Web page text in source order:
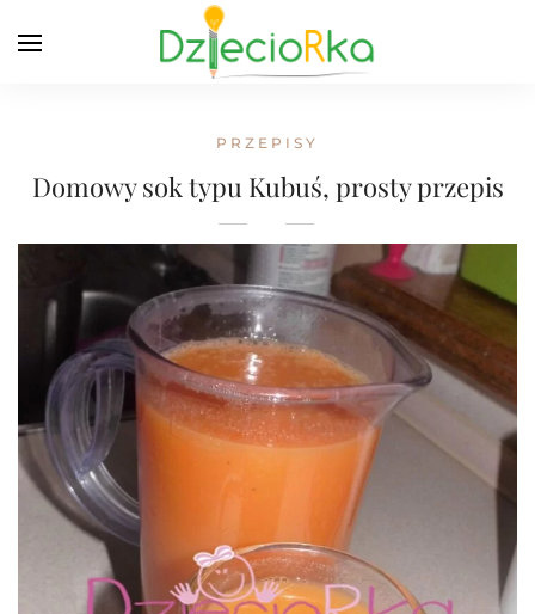
PRZEPISY
Domowy sok typu Kubuś, prosty przepis